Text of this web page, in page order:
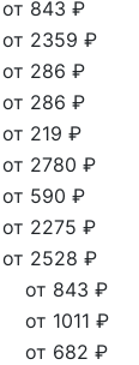
от 843 ₽
от 2359 ₽
от 286 ₽
от 286 ₽
от 219 ₽
от 2780 ₽
от 590 ₽
от 2275 ₽
от 2528 ₽
от 843 ₽
от 1011 ₽
от 682 ₽